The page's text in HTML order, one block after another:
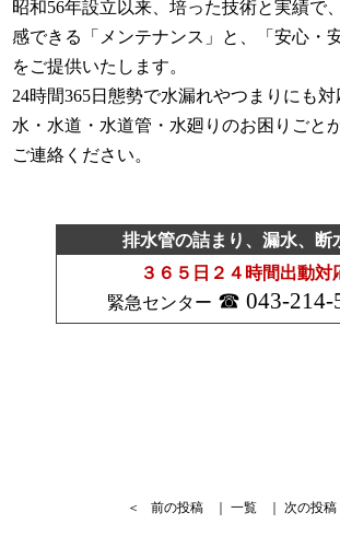
昭和56年設立以来、培った技術と実績で
感できる「メンテナンス」と、「安心・
をご提供いたします。
24時間365日態勢で水漏れやつまりにも対
水・水道・水道管・水廻りのお困りごと
ご連絡ください。
排水管の詰まり、漏水、断
３６５日２４時間出動対
緊急センター
043-214-
＜ 前の投稿 一覧 次の投稿